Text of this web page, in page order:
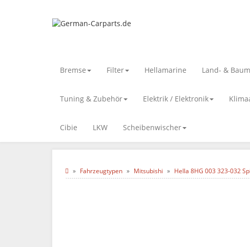
Bremse Filter Hellamarine Land- &
Tuning & Zubehör Elektrik / Elektronik
Cibie LKW Scheibenwischer
Fahrzeugtypen Mitsubishi Hella 8HG 003 323-032